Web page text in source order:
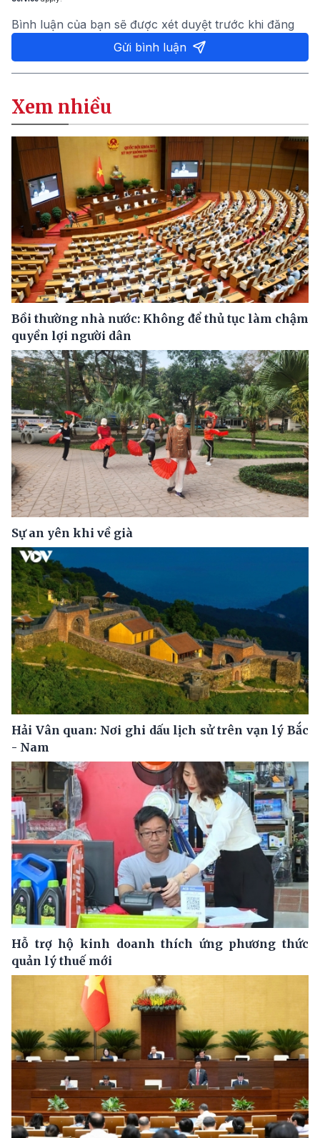
Bình luận của bạn sẽ được xét duyệt trước khi đăng
Gửi bình luận
Xem nhiều
Bồi thường nhà nước: Không để thủ tục làm chậm
quyền lợi người dân
Sự an yên khi về già
Hải Vân quan: Nơi ghi dấu lịch sử trên vạn lý Bắc
- Nam
Hỗ trợ hộ kinh doanh thích ứng phương thức
quản lý thuế mới